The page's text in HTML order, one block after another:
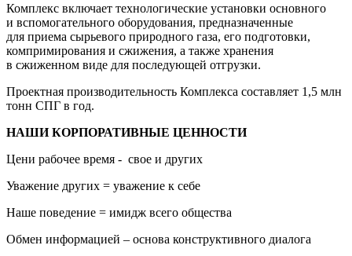
Комплекс включает технологические установки основного
и вспомогательного оборудования, предназначенные
для приема сырьевого природного газа, его подготовки,
компримирования и сжижения, а также хранения
в сжиженном виде для последующей отгрузки.
Проектная производительность Комплекса составляет 1,5 млн
тонн СПГ в год.
НАШИ КОРПОРАТИВНЫЕ ЦЕННОСТИ
Цени рабочее время - свое и других
Уважение других = уважение к себе
Наше поведение = имидж всего общества
Обмен информацией – основа конструктивного диалога